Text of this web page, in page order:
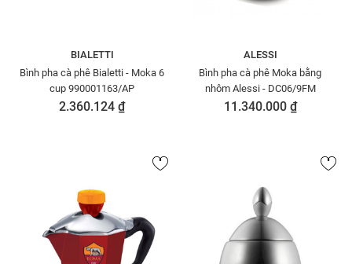
BIALETTI
Bình pha cà phê Bialetti - Moka 6
cup 990001163/AP
2.360.124 ₫
ALESSI
Bình pha cà phê Moka bằng
nhôm Alessi - DC06/9FM
11.340.000 ₫